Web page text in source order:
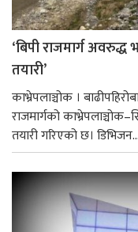
‘बिपी राजमार्ग
तयारी’
काभ्रेपलाञ्चोक ।
राजमार्गको
तयारी गरिएको छ। डिभिजन...